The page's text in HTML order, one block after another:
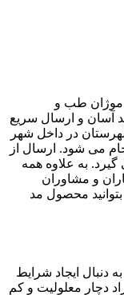
موژان طب و
آسان و ارسال سریع
در داخل شهر
می شود. ارسال از
به علاوه همه
و مشاوران
محصول مد
دنبال ایجاد شرایط
دچار معلولیت و کم